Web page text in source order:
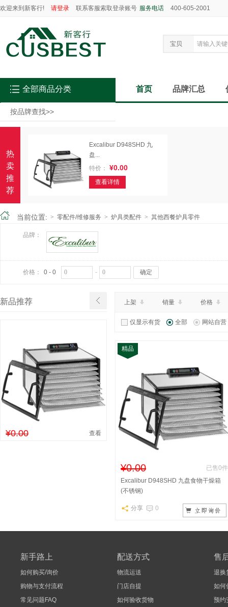
欢迎来到新客行! 请登录 联系客服索取登录账号 服务电话 400-605-2001
宝贝
按品牌查找>>
全部商品分类 首页 品牌汇总
热
卖
推
荐
Excalibur D948SHD 九
盘...
特价：
¥0.00
查看详情
当前位置: > 零配件/维修服务 > 炉具类配件 > 其他西餐炉具零件
品牌：
价格： 0 - 0 确定
新品推荐
¥0.00 查看
上架 销量 价格
仅显示有货 全部 网站自营
精品
¥0.00
已售0件
Excalibur D948SHD 九盘食物干燥箱
(不锈钢)
分享 0
新手路上
如何购买/询价
购物与支付流程
常见问题FAQ
配送方式
物流运送
门店自提
如何验收货物
售
退换
如何
预约